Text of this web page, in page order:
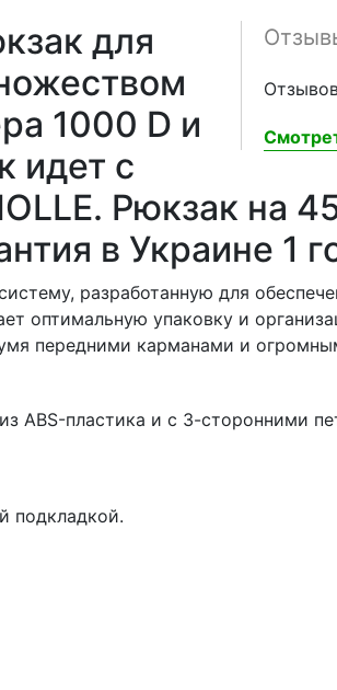
для
1000 D и
идет с
Рюкзак на
в Украине 1
разработанную для
оптимальную упаковку и
передними карманами и
пластика и с 3-сторонними
подкладкой.